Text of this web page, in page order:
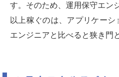
す。そのため、運用保守エン
以上稼ぐのは、アプリケー
エンジニアと比べると狭き門